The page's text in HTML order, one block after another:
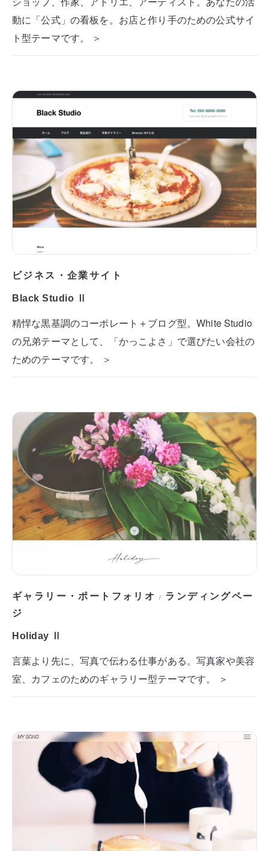
動に「公式」の看板を。お店と作り手のための公式サイ
ト型テーマです。 ＞
ビジネス・企業サイト
Black Studio Ⅱ
精悍な黒基調のコーポレート＋ブログ型。White Studio
の兄弟テーマとして、「かっこよさ」で選びたい会社の
ためのテーマです。 ＞
ギャラリー・ポートフォリオ / ランディングペー
ジ
Holiday Ⅱ
言葉より先に、写真で伝わる仕事がある。写真家や美容
室、カフェのためのギャラリー型テーマです。 ＞